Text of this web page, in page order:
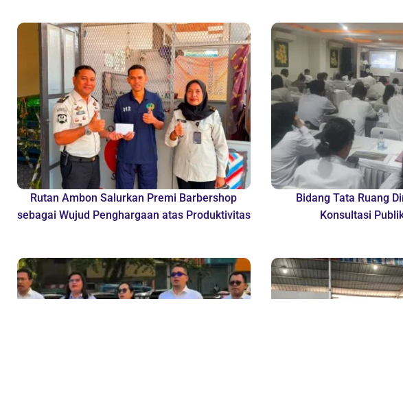
Rutan Ambon Salurkan Premi Barbershop
sebagai Wujud Penghargaan atas Produktivitas
Bidang Tata Ruang
Konsultasi